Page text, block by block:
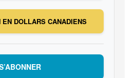
EN DOLLARS CANADIENS